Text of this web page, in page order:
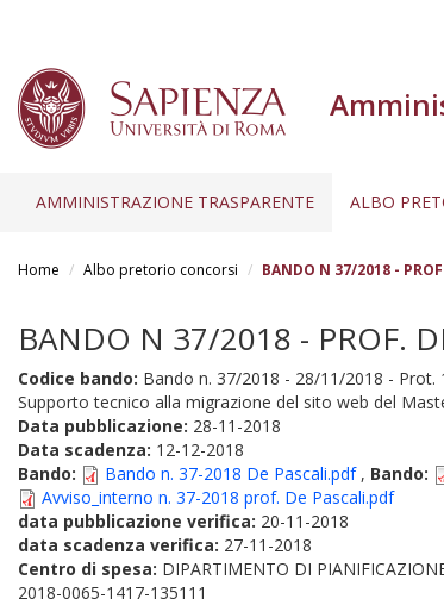
AMMINISTRAZIONE TRASPARENTE ALBO
Home Albo pretorio concorsi BANDO N 37/2018 -
BANDO N 37/2018 - PROF.
Codice bando: Bando n. 37/2018 - 28/11/2018 - Prot.
Supporto tecnico alla migrazione del sito web del
Data pubblicazione: 28-11-2018
Data scadenza: 12-12-2018
Bando:
Bando n. 37-2018 De Pascali.pdf, Bando:
Avviso_interno n. 37-2018 prof. De Pascali.pdf
data pubblicazione verifica: 20-11-2018
data scadenza verifica: 27-11-2018
Centro di spesa: DIPARTIMENTO DI
2018-0065-1417-135111